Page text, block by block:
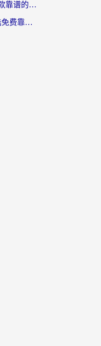
身在海外，如何选择一款靠谱的加速国内网络的加速器？
海外党必看：vpn回大陆免费靠谱吗？3步选对加速器实现无缝刷国内资源